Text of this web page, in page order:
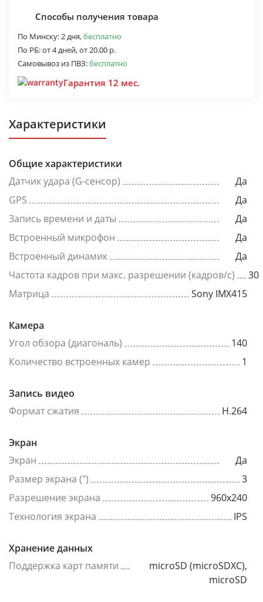
Способы получения товара
По Минску:2 дня,бесплатно
По РБ:от 4 дней,от 20.00 р.
Самовывоз из ПВЗ:бесплатно
Гарантия 12 мес.
Характеристики
Общие характеристики
Датчик удара (G-сенсор)
Да
GPS
Да
Запись времени и даты
Да
Встроенный микрофон
Да
Встроенный динамик
Да
Частота кадров при макс. разрешении (кадров/с)
30
Матрица
Sony IMX415
Камера
Угол обзора (диагональ)
140
Количество встроенных камер
1
Запись видео
Формат сжатия
H.264
Экран
Экран
Да
Размер экрана (")
3
Разрешение экрана
960x240
Технология экрана
IPS
Хранение данных
Поддержка карт памяти
microSD (microSDXC),
microSD